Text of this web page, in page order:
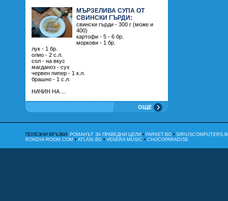
МЪРЗЕЛИВА СУПА ОТ
СВИНСКИ ГЪРДИ:
свински гърди - 300 г (може и
400)
картофи - 5 - 6 бр.
моркови - 1 бр.
лук - 1 бр.
олио - 2 с.л.
сол - на вкус
магданоз - сух
червен пипер - 1 к.л.
брашно - 1 с.л.
НАЧИН НА ...
ОЩЕ
ПОЛЕЗНИ ВРЪЗКИ: РОМАНЪТ ЗА ПРАВЕДНИ ЦЕЛИ • PARKET.BG •
RONDIA-ROOM.COM • ATLASI.BG • VENERA MUSIC • CHOCOPARADISE